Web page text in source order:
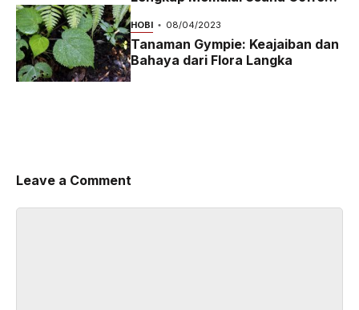
Bike yang Menguntungkan di
2024
HOBI 08/04/2023
Tanaman Gympie: Keajaiban dan
Bahaya dari Flora Langka
Leave a Comment